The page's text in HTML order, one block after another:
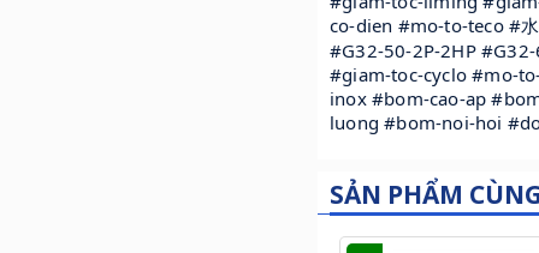
co-dien #mo-to-teco #
#G32-50-2P-2HP
#giam-toc-cyclo #mo-
inox #bom-cao-ap
luong #bom-noi-hoi
SẢN PHẨM